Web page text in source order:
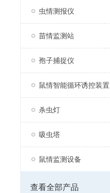
虫情测报仪
苗情监测站
孢子捕捉仪
鼠情智能循环诱控装置
杀虫灯
吸虫塔
鼠情监测设备
查看全部产品